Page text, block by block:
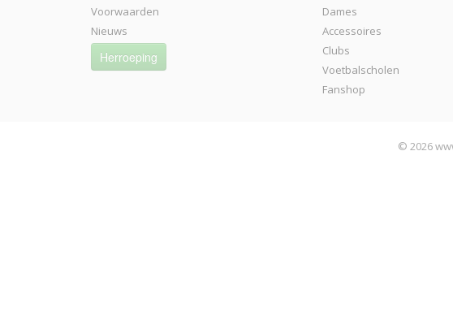
Voorwaarden
Nieuws
Herroeping
Dames
Accessoires
Clubs
Voetbalscholen
Fanshop
© 2026